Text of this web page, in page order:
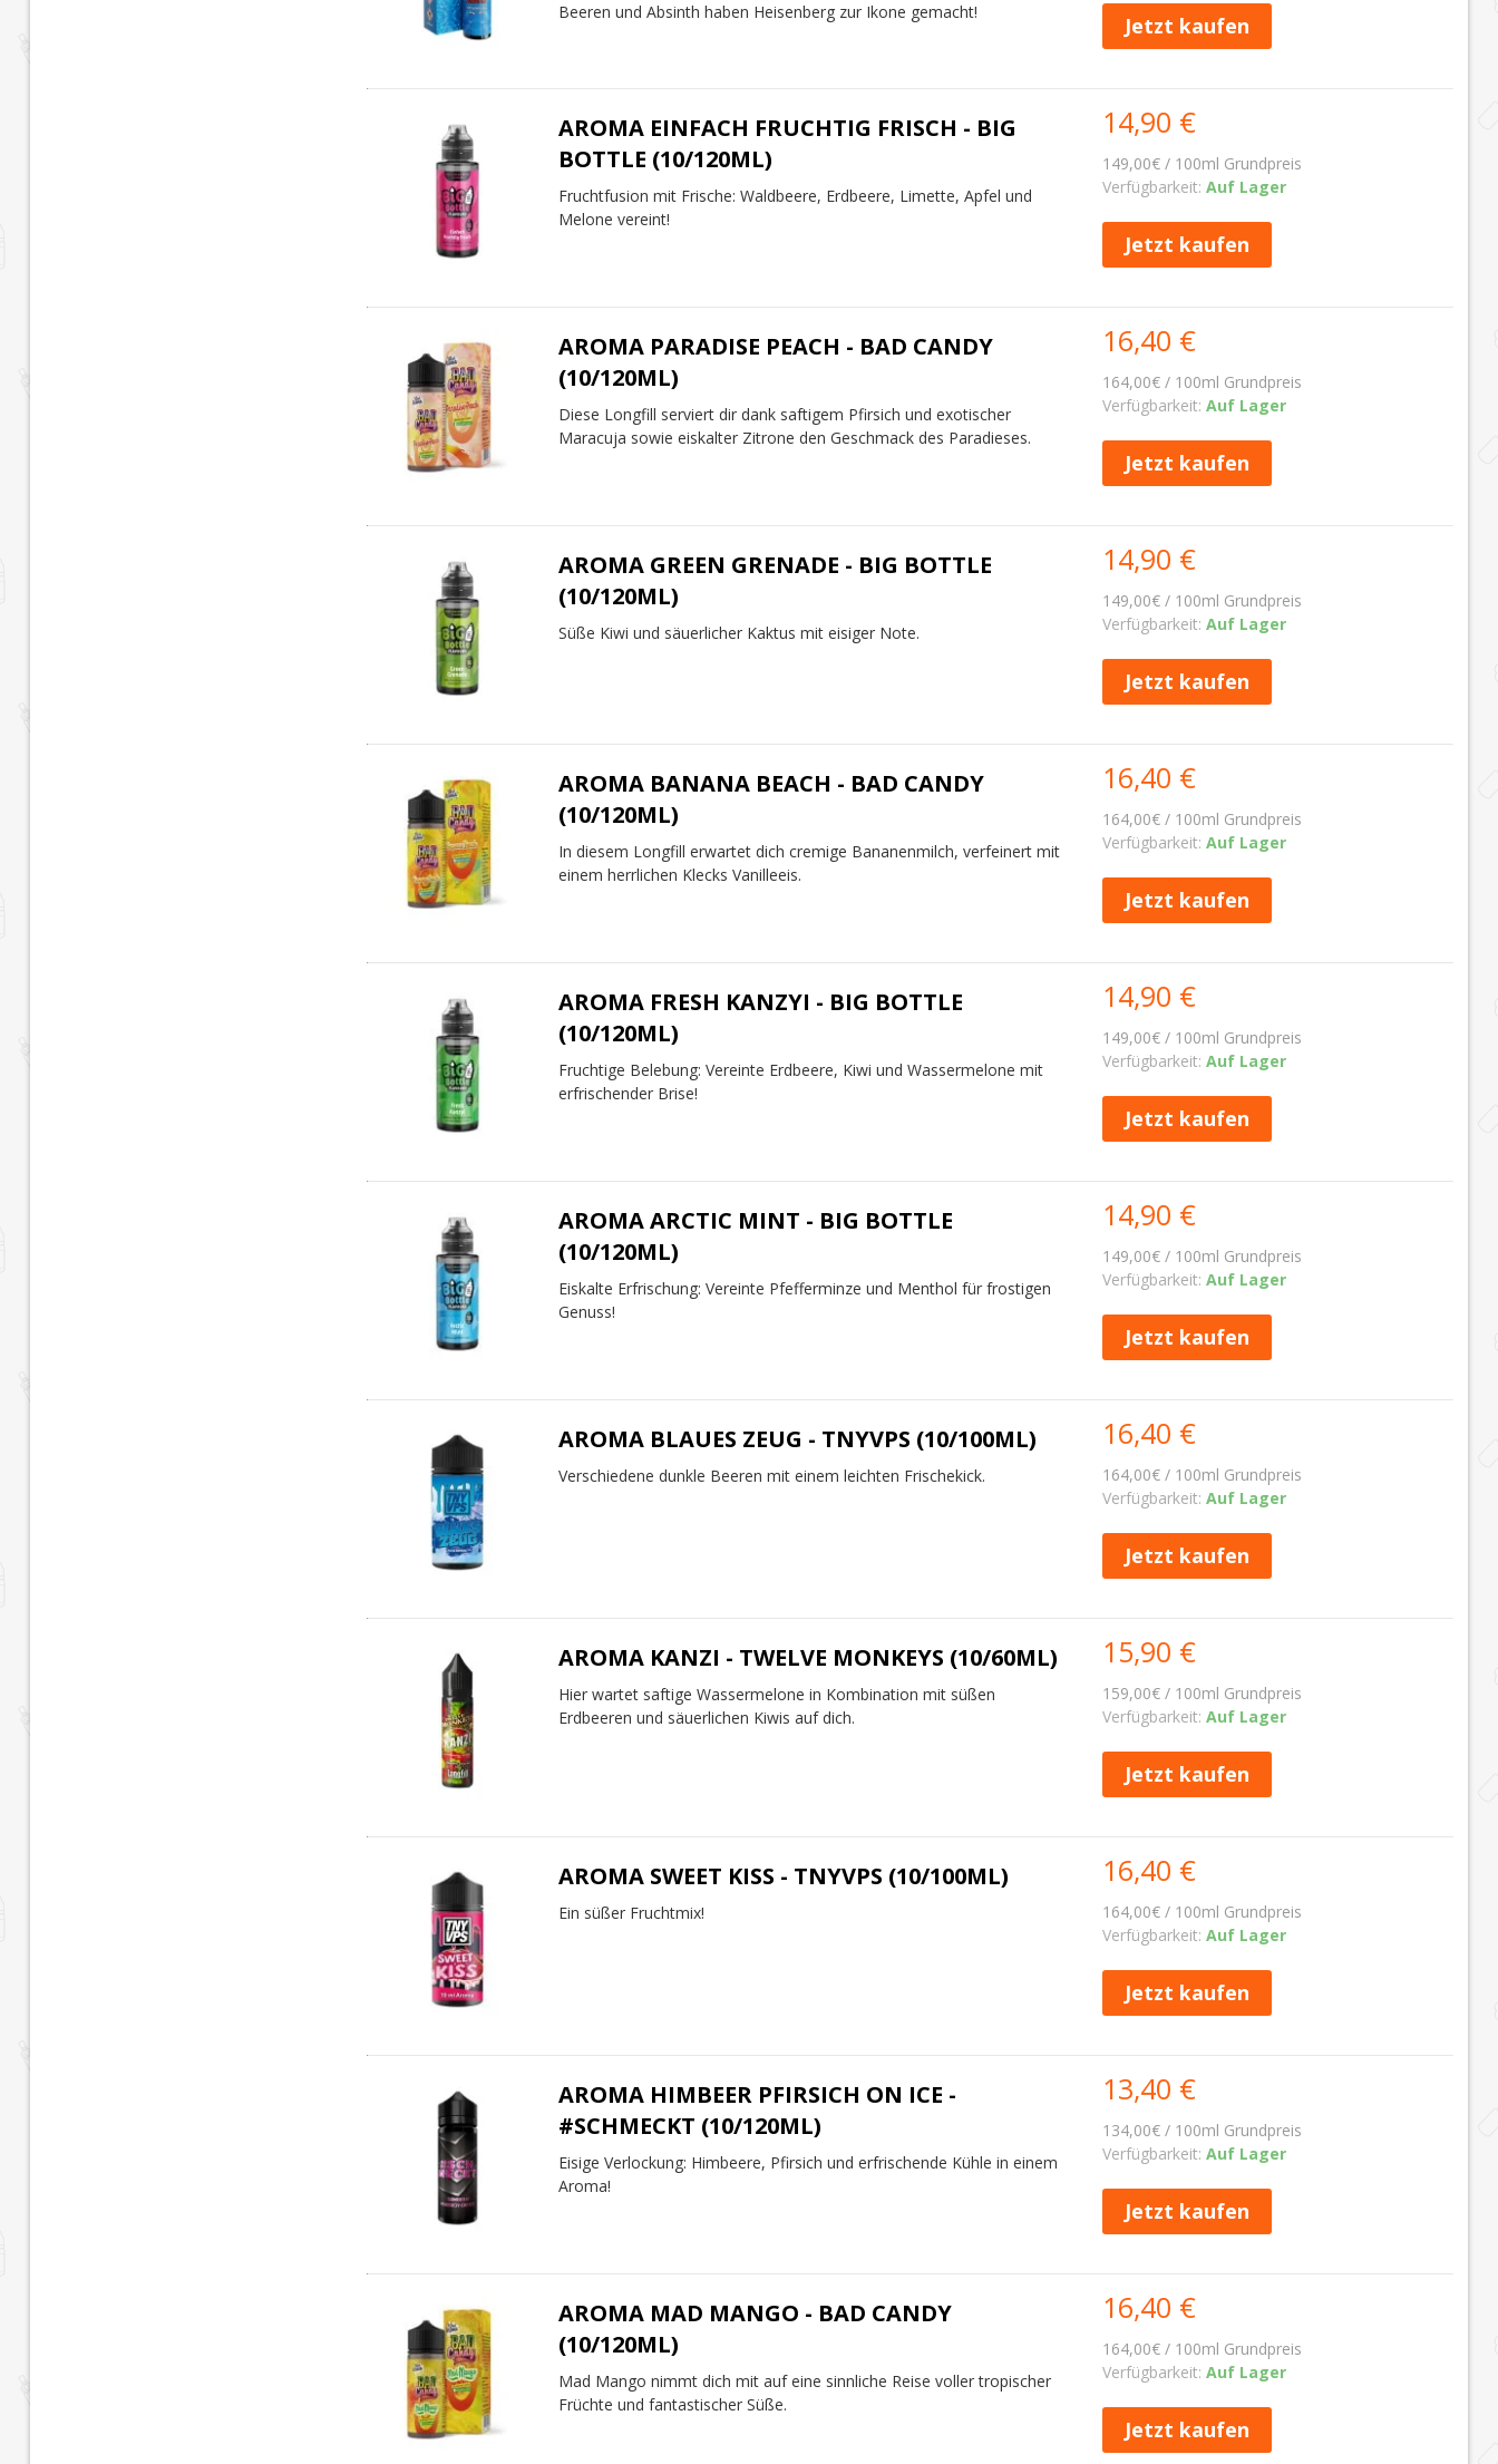
Beeren und Absinth haben Heisenberg zur Ikone gemacht!
Jetzt kaufen
AROMA EINFACH FRUCHTIG FRISCH - BIG
BOTTLE (10/120ML)
Fruchtfusion mit Frische: Waldbeere, Erdbeere, Limette, Apfel und
Melone vereint!
14,90 €
149,00€ / 100ml Grundpreis
Verfügbarkeit: Auf Lager
Jetzt kaufen
AROMA PARADISE PEACH - BAD CANDY
(10/120ML)
Diese Longfill serviert dir dank saftigem Pfirsich und exotischer
Maracuja sowie eiskalter Zitrone den Geschmack des Paradieses.
16,40 €
164,00€ / 100ml Grundpreis
Verfügbarkeit: Auf Lager
Jetzt kaufen
AROMA GREEN GRENADE - BIG BOTTLE
(10/120ML)
Süße Kiwi und säuerlicher Kaktus mit eisiger Note.
14,90 €
149,00€ / 100ml Grundpreis
Verfügbarkeit: Auf Lager
Jetzt kaufen
AROMA BANANA BEACH - BAD CANDY
(10/120ML)
In diesem Longfill erwartet dich cremige Bananenmilch, verfeinert mit
einem herrlichen Klecks Vanilleeis.
16,40 €
164,00€ / 100ml Grundpreis
Verfügbarkeit: Auf Lager
Jetzt kaufen
AROMA FRESH KANZYI - BIG BOTTLE
(10/120ML)
Fruchtige Belebung: Vereinte Erdbeere, Kiwi und Wassermelone mit
erfrischender Brise!
14,90 €
149,00€ / 100ml Grundpreis
Verfügbarkeit: Auf Lager
Jetzt kaufen
AROMA ARCTIC MINT - BIG BOTTLE
(10/120ML)
Eiskalte Erfrischung: Vereinte Pfefferminze und Menthol für frostigen
Genuss!
14,90 €
149,00€ / 100ml Grundpreis
Verfügbarkeit: Auf Lager
Jetzt kaufen
AROMA BLAUES ZEUG - TNYVPS (10/100ML)
Verschiedene dunkle Beeren mit einem leichten Frischekick.
16,40 €
164,00€ / 100ml Grundpreis
Verfügbarkeit: Auf Lager
Jetzt kaufen
AROMA KANZI - TWELVE MONKEYS (10/60ML)
Hier wartet saftige Wassermelone in Kombination mit süßen
Erdbeeren und säuerlichen Kiwis auf dich.
15,90 €
159,00€ / 100ml Grundpreis
Verfügbarkeit: Auf Lager
Jetzt kaufen
AROMA SWEET KISS - TNYVPS (10/100ML)
Ein süßer Fruchtmix!
16,40 €
164,00€ / 100ml Grundpreis
Verfügbarkeit: Auf Lager
Jetzt kaufen
AROMA HIMBEER PFIRSICH ON ICE -
#SCHMECKT (10/120ML)
Eisige Verlockung: Himbeere, Pfirsich und erfrischende Kühle in einem
Aroma!
13,40 €
134,00€ / 100ml Grundpreis
Verfügbarkeit: Auf Lager
Jetzt kaufen
AROMA MAD MANGO - BAD CANDY
(10/120ML)
Mad Mango nimmt dich mit auf eine sinnliche Reise voller tropischer
Früchte und fantastischer Süße.
16,40 €
164,00€ / 100ml Grundpreis
Verfügbarkeit: Auf Lager
Jetzt kaufen